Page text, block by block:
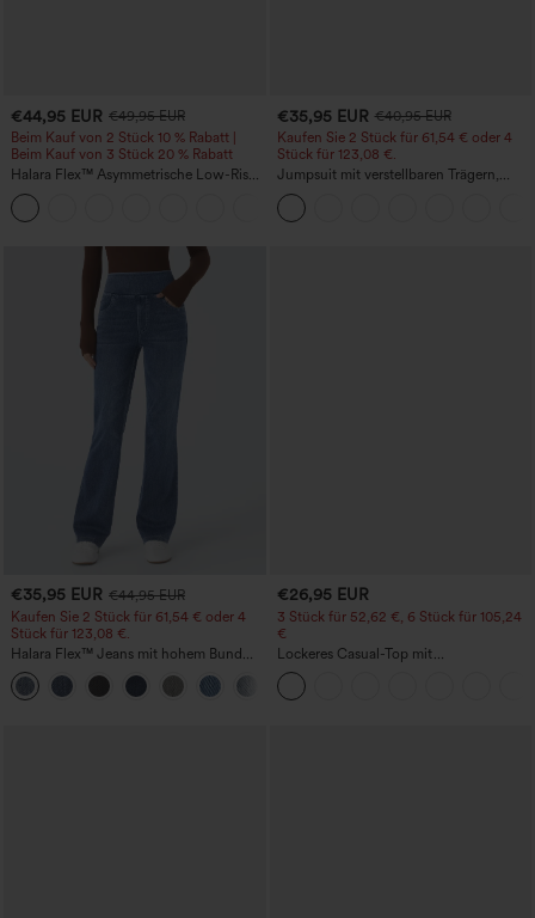
€44,95 EUR €49,95 EUR
Beim Kauf von 2 Stück 10 % Rabatt |
Beim Kauf von 3 Stück 20 % Rabatt
Halara Flex™ Asymmetrische Low-Rise-
Jeans mit Reißverschlusstaschen,
Baggy-Stil, weitem Bein, gewaschen,
lässig
€35,95 EUR €40,95 EUR
Kaufen Sie 2 Stück für 61,54 € oder 4
Stück für 123,08 €.
Jumpsuit mit verstellbaren Trägern,
gerafftem Detail, weitem Bein und
meliertem Stoff, lässig, mit Taschen -
Easy Peezy
€35,95 EUR €44,95 EUR
Kaufen Sie 2 Stück für 61,54 € oder 4
Stück für 123,08 €.
Halara Flex™ Jeans mit hohem Bund
und Taschen, gewaschener, lässiger
Bootcut
€26,95 EUR
3 Stück für 52,62 €, 6 Stück für 105,24
€
Lockeres Casual-Top mit
Rundhalsausschnitt und
Fledermausärmeln